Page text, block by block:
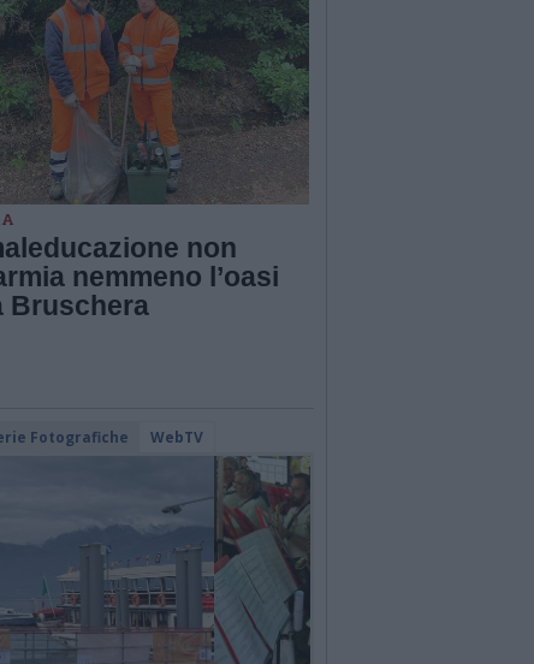
non
nemmeno l’oasi
Bruschera
Fotografiche WebTV